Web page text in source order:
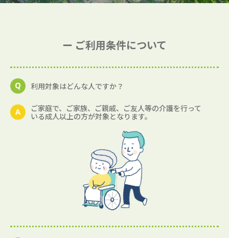
ー ご利用条件について
利用対象はどんな人ですか？
ご家庭で、ご家族、ご親戚、ご友人等の介護を行って
いる成人以上の方が対象となります。